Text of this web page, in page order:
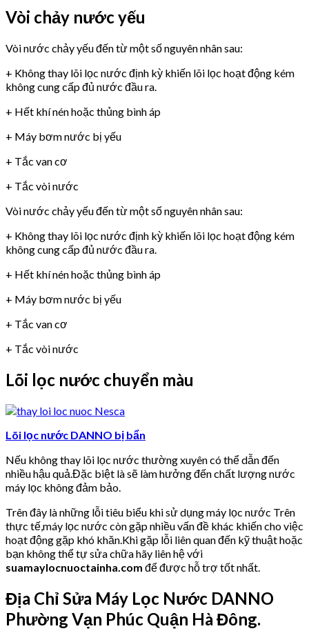
Vòi chảy nước yếu
Vòi nước chảy yếu đến từ một số nguyên nhân sau:
+ Không thay lõi lọc nước định kỳ khiến lõi lọc hoạt động kém
không cung cấp đủ nước đầu ra.
+ Hết khí nén hoặc thủng bình áp
+ Máy bơm nước bị yếu
+ Tắc van cơ
+ Tắc vòi nước
Vòi nước chảy yếu đến từ một số nguyên nhân sau:
+ Không thay lõi lọc nước định kỳ khiến lõi lọc hoạt động kém
không cung cấp đủ nước đầu ra.
+ Hết khí nén hoặc thủng bình áp
+ Máy bơm nước bị yếu
+ Tắc van cơ
+ Tắc vòi nước
Lõi lọc nước chuyển màu
Lõi lọc nước DANNO bị bẩn
Nếu không thay lõi lọc nước thường xuyên có thể dẫn đến
nhiều hậu quả.Đặc biệt là sẽ làm hưởng đến chất lượng nước
máy lọc không đảm bảo.
Trên đây là những lỗi tiêu biểu khi sử dụng máy lọc nước Trên
thực tế,máy lọc nước còn gặp nhiều vấn đề khác khiến cho việc
hoạt động gặp khó khăn.Khi gặp lỗi liên quan đến kỹ thuật hoặc
bạn không thể tự sửa chữa hãy liên hệ với
suamaylocnuoctainha.com để được hỗ trợ tốt nhất.
Địa Chỉ Sửa Máy Lọc Nước DANNO
Phường Vạn Phúc Quận Hà Đông.